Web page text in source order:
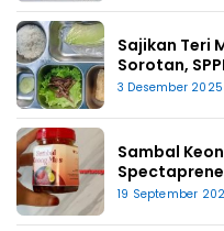
Sajikan Teri
Sorotan,
3 Desember 2025
Sambal
19 September